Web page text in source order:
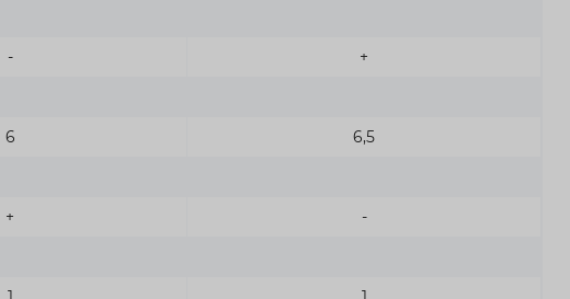
-
6
+
+
6,5
-